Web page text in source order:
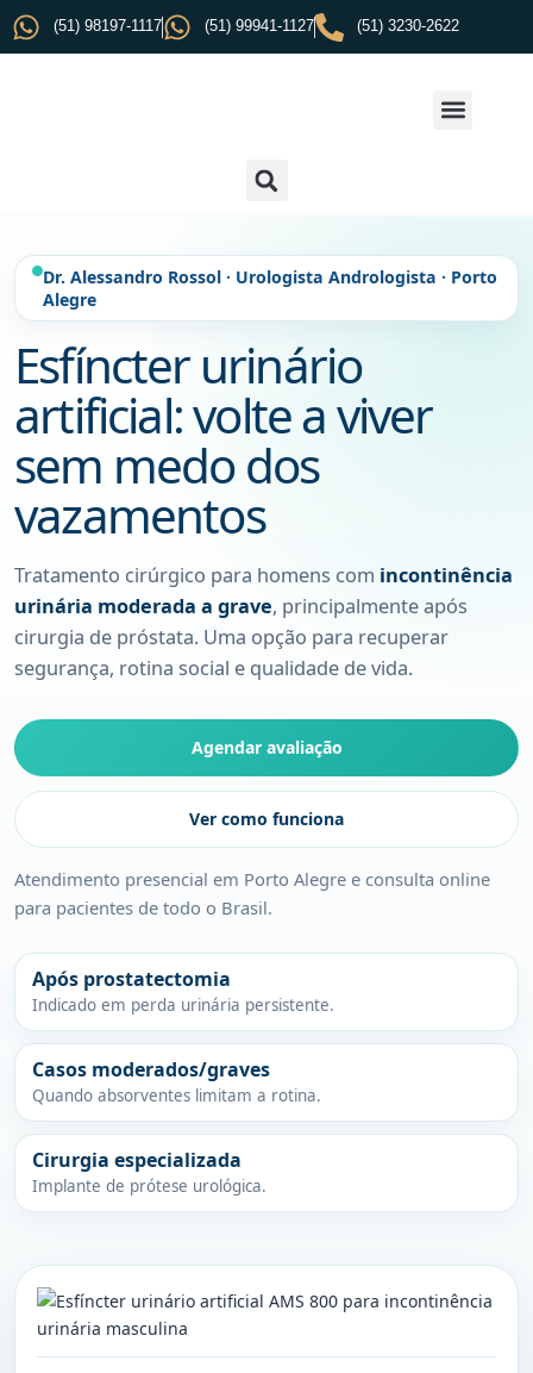
(51) 98197-1117 (51) 99941-1127 (51) 3230-2622
Dr. Alessandro Rossol · Urologista Andrologista · Porto
Alegre
Esfíncter urinário
artificial: volte a viver
sem medo dos
vazamentos
Tratamento cirúrgico para homens com incontinência
urinária moderada a grave, principalmente após
cirurgia de próstata. Uma opção para recuperar
segurança, rotina social e qualidade de vida.
Agendar avaliação
Ver como funciona
Atendimento presencial em Porto Alegre e consulta online
para pacientes de todo o Brasil.
Após prostatectomia
Indicado em perda urinária persistente.
Casos moderados/graves
Quando absorventes limitam a rotina.
Cirurgia especializada
Implante de prótese urológica.